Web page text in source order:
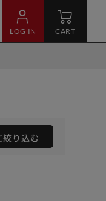
LOG IN CART
絞り込む